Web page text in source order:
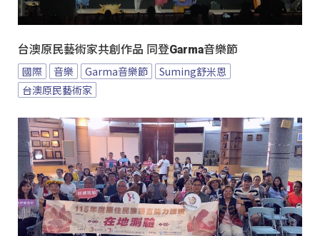
台澳原民藝術家共創作品 同登Garma音樂節
國際 音樂 Garma音樂節
Suming舒米恩
台澳原民藝術家